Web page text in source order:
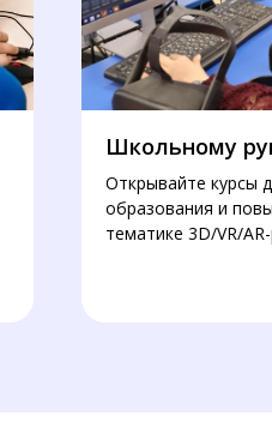
Школьному
Открывайте курсы
образования и
тематике 3D/VR/